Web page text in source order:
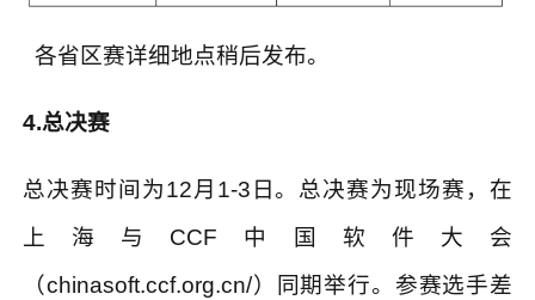
各省区赛详细地点稍后发布。
4.总决赛
总决赛时间为12月 1-3 日。总决赛为现场赛，在
上海与 CCF 中国软件大会
（chinasoft.ccf.org.cn/）同期举行。参赛选手差